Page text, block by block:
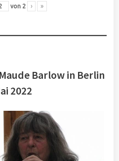
von 2 › »
Barlow in Berlin
2022